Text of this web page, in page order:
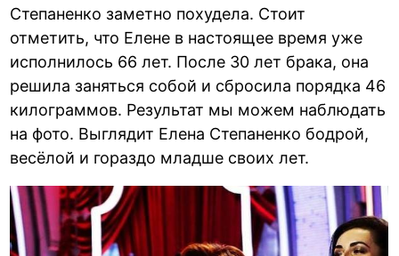
Степаненко заметно похудела. Стоит
отметить, что Елене в настоящее время уже
исполнилось 66 лет. После 30 лет брака, она
решила заняться собой и сбросила порядка 46
килограммов. Результат мы можем наблюдать
на фото. Выглядит Елена Степаненко бодрой,
весёлой и гораздо младше своих лет.